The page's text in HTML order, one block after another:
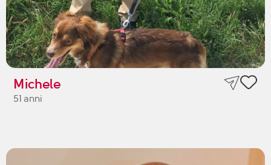
Michele
51 anni